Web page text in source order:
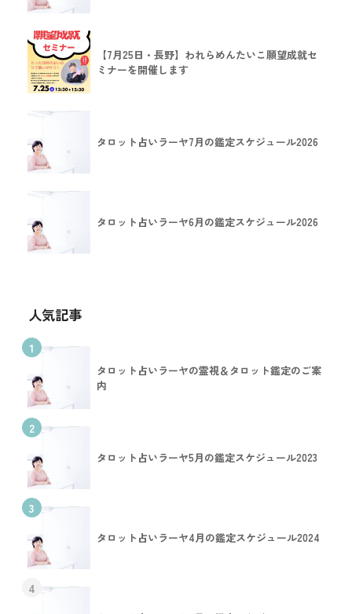
【7月25日・長野】われらめんたいこ願望成就セ
ミナーを開催します
タロット占いラーヤ7月の鑑定スケジュール2026
タロット占いラーヤ6月の鑑定スケジュール2026
人気記事
1
タロット占いラーヤの霊視＆タロット鑑定のご案
内
2
タロット占いラーヤ5月の鑑定スケジュール2023
3
タロット占いラーヤ4月の鑑定スケジュール2024
4